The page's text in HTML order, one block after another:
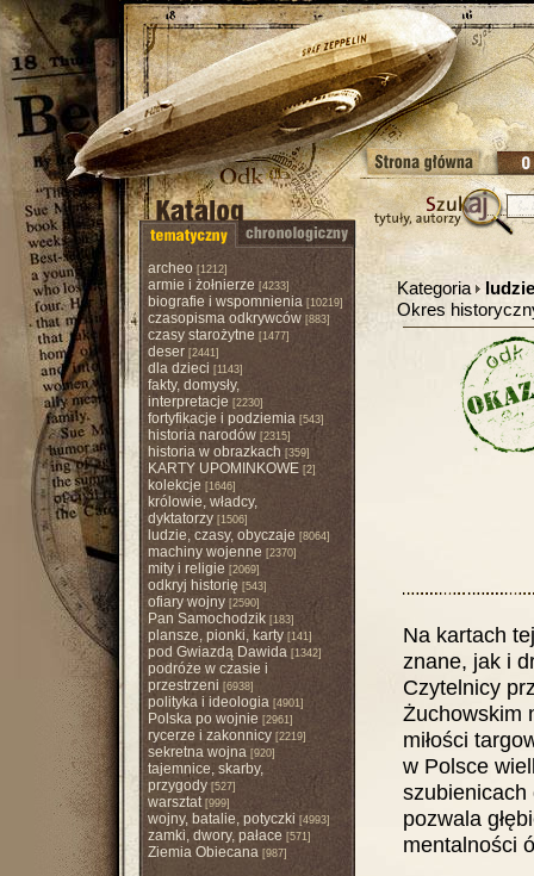
archeo [1212]
armie i żołnierze [4233]
biografie i wspomnienia[10219]
czasopisma odkrywców[883]
czasy starożytne [1477]
deser[2441]
dla dzieci [1143]
fakty, domysły,
interpretacje [2230]
fortyfikacje i podziemia[543]
historia narodów[2315]
historia w obrazkach [359]
KARTY UPOMINKOWE[2]
kolekcje [1646]
królowie, władcy,
dyktatorzy[1506]
ludzie, czasy, obyczaje [8064]
machiny wojenne [2370]
mity i religie [2069]
odkryj historię[543]
ofiary wojny[2590]
Pan Samochodzik[183]
plansze, pionki, karty[141]
pod Gwiazdą Dawida[1342]
podróże w czasie i
przestrzeni [6938]
polityka i ideologia[4901]
Polska po wojnie [2961]
rycerze i zakonnicy[2219]
sekretna wojna[920]
tajemnice, skarby,
przygody[527]
warsztat[999]
wojny, batalie, potyczki [4993]
zamki, dwory, pałace [571]
Ziemia Obiecana[987]
Kategoria
Okres
Na kartach
znane, jak i
Czytelnicy
Żuchowskim
miłości
w Polsce
szubienicach
pozwala
mentalności